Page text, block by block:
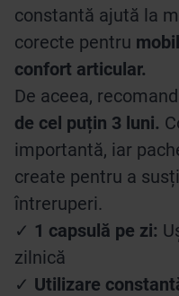
constantă ajută la
corecte pentru
confort articular.
De aceea,
de cel puțin 3 luni.
importantă, iar
create pentru a
întreruperi.
✓ 1 capsulă pe zi:
zilnică
✓ Utilizare